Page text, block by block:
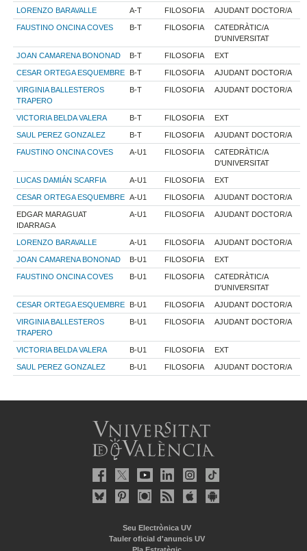
LORENZO BARAVALLE A-T FILOSOFIA AJUDANT DOCTOR/A
FAUSTINO ONCINA COVES B-T FILOSOFIA
CATEDRÀTIC/A
D'UNIVERSITAT
JOAN CAMARENA BONONAD B-T FILOSOFIA EXT
CESAR ORTEGA ESQUEMBRE B-T FILOSOFIA AJUDANT DOCTOR/A
VIRGINIA BALLESTEROS
TRAPERO
B-T FILOSOFIA AJUDANT DOCTOR/A
VICTORIA BELDA VALERA B-T FILOSOFIA EXT
SAUL PEREZ GONZALEZ B-T FILOSOFIA AJUDANT DOCTOR/A
FAUSTINO ONCINA COVES A-U1 FILOSOFIA
CATEDRÀTIC/A
D'UNIVERSITAT
LUCAS DAMIÁN SCARFIA A-U1 FILOSOFIA EXT
CESAR ORTEGA ESQUEMBRE A-U1 FILOSOFIA AJUDANT DOCTOR/A
EDGAR MARAGUAT
IDARRAGA
A-U1 FILOSOFIA AJUDANT DOCTOR/A
LORENZO BARAVALLE A-U1 FILOSOFIA AJUDANT DOCTOR/A
JOAN CAMARENA BONONAD B-U1 FILOSOFIA EXT
FAUSTINO ONCINA COVES B-U1 FILOSOFIA
CATEDRÀTIC/A
D'UNIVERSITAT
CESAR ORTEGA ESQUEMBRE B-U1 FILOSOFIA AJUDANT DOCTOR/A
VIRGINIA BALLESTEROS
TRAPERO
B-U1 FILOSOFIA AJUDANT DOCTOR/A
VICTORIA BELDA VALERA B-U1 FILOSOFIA EXT
SAUL PEREZ GONZALEZ B-U1 FILOSOFIA AJUDANT DOCTOR/A
Seu Electrònica UV
Tauler oficial d'anuncis UV